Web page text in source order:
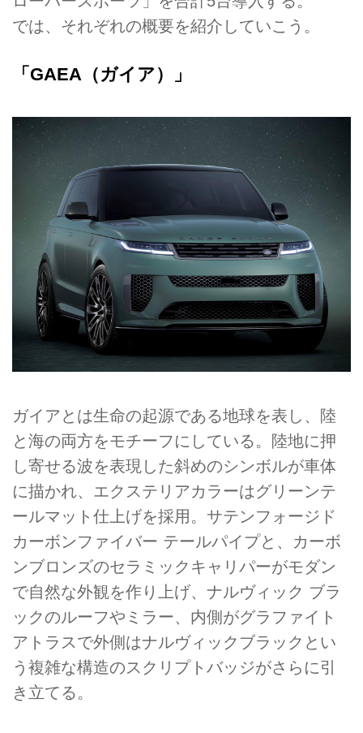
では、それぞれの概要を紹介していこう。
「GAEA（ガイア）」
ガイアとは生命の起源である地球を表し、陸
と海の両方をモチーフにしている。陸地に押
し寄せる波を表現した斜めのシンボルが車体
に描かれ、エクステリアカラーはグリーンテ
ールマット仕上げを採用。サテンフォージド
カーボンファイバー テールパイプと、カーボ
ンブロンズのセラミックキャリパーがモダン
で自然な外観を作り上げ、ナルヴィック ブラ
ックのルーフやミラー、内側がグラファイト
アトラスで外側はナルヴィックブラックとい
う複雑な構造のスクリプトバッジがさらに引
き立てる。